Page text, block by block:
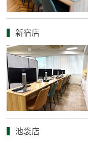
新宿店
池袋店